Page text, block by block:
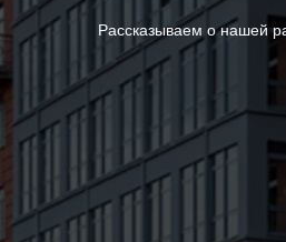
Рассказываем о нашей